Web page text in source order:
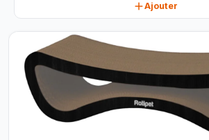
Ajouter